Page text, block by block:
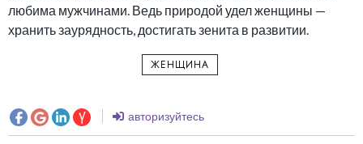
любима мужчинами. Ведь природой удел женщины —
хранить заурядность, достигать зенита в развитии.
ЖЕНЩИНА
авторизуйтесь